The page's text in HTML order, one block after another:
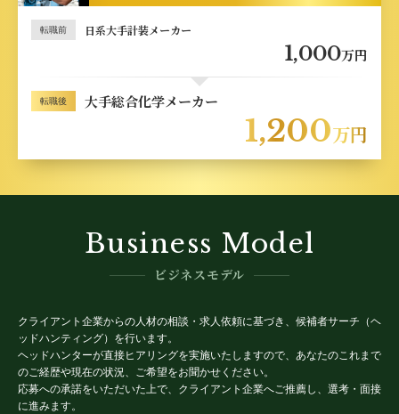
転職前 日系大手計装メーカー
1,000万円
転職後 大手総合化学メーカー
1,200万円
Business Model
ビジネスモデル
クライアント企業からの人材の相談・求人依頼に基づき、候補者サーチ（ヘ
ッドハンティング）を行います。
ヘッドハンターが直接ヒアリングを実施いたしますので、あなたのこれまで
のご経歴や現在の状況、ご希望をお聞かせください。
応募への承諾をいただいた上で、クライアント企業へご推薦し、選考・面接
に進みます。